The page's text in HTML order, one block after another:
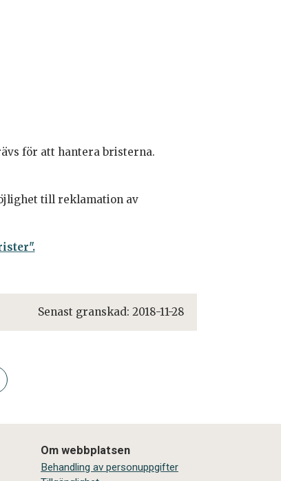
för att hantera bristerna.
till reklamation av
Senast granskad: 2018-11-28
Om webbplatsen
Behandling av personuppgifter